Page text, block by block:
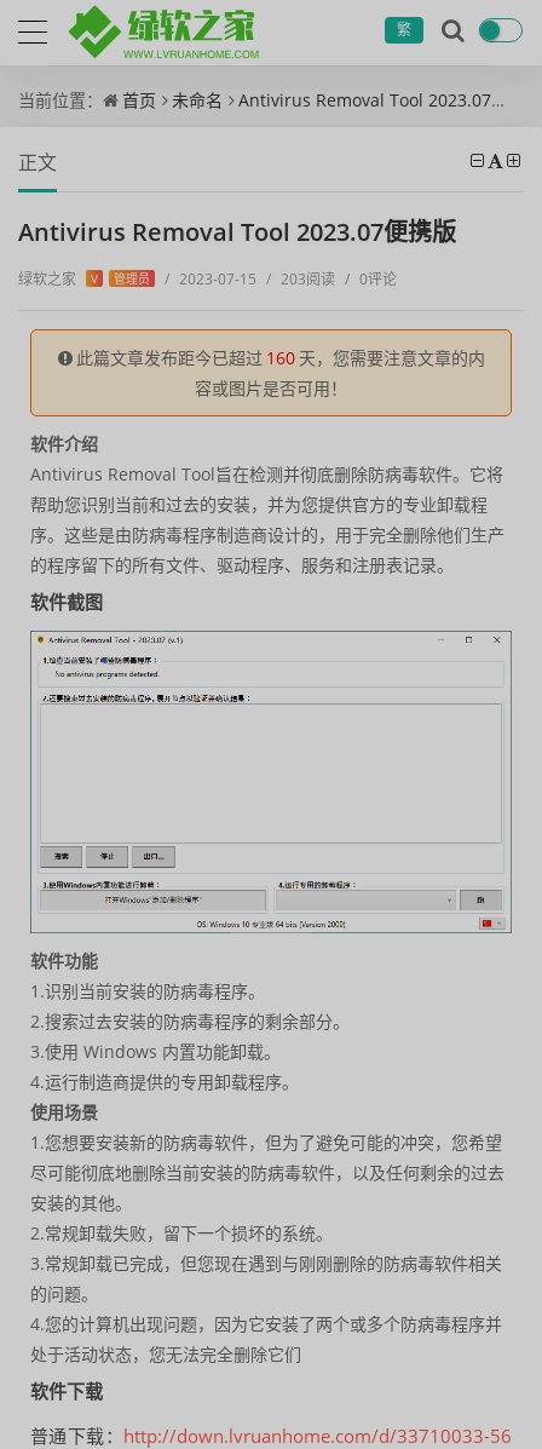
繁
当前位置： 首页 未命名 Antivirus Removal Tool 2023.07便携版
正文
Antivirus Removal Tool 2023.07便携版
绿软之家 V 管理员 / 2023-07-15 / 203阅读 / 0评论
此篇文章发布距今已超过 160 天，您需要注意文章的内
容或图片是否可用！
软件介绍
Antivirus Removal Tool旨在检测并彻底删除防病毒软件。它将
帮助您识别当前和过去的安装，并为您提供官方的专业卸载程
序。这些是由防病毒程序制造商设计的，用于完全删除他们生产
的程序留下的所有文件、驱动程序、服务和注册表记录。
软件截图
软件功能
1.识别当前安装的防病毒程序。
2.搜索过去安装的防病毒程序的剩余部分。
3.使用 Windows 内置功能卸载。
4.运行制造商提供的专用卸载程序。
使用场景
1.您想要安装新的防病毒软件，但为了避免可能的冲突，您希望
尽可能彻底地删除当前安装的防病毒软件，以及任何剩余的过去
安装的其他。
2.常规卸载失败，留下一个损坏的系统。
3.常规卸载已完成，但您现在遇到与刚刚删除的防病毒软件相关
的问题。
4.您的计算机出现问题，因为它安装了两个或多个防病毒程序并
处于活动状态，您无法完全删除它们
软件下载
普通下载： http://down.lvruanhome.com/d/33710033-56